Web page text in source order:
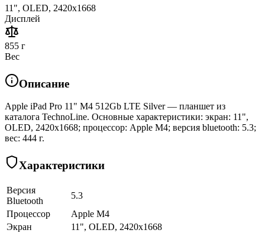
11", OLED, 2420x1668
Дисплей
855 г
Вес
Описание
Apple iPad Pro 11" M4 512Gb LTE Silver — планшет из
каталога TechnoLine. Основные характеристики: экран: 11",
OLED, 2420x1668; процессор: Apple M4; версия bluetooth: 5.3;
вес: 444 г.
Характеристики
Версия
Bluetooth
5.3
Процессор
Apple M4
Экран
11", OLED, 2420x1668